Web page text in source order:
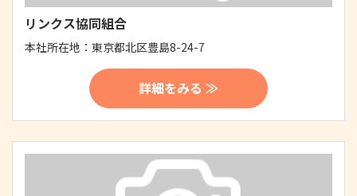
リンクス協同組合
本社所在地： 東京都北区豊島8-24-7
詳細をみる ≫